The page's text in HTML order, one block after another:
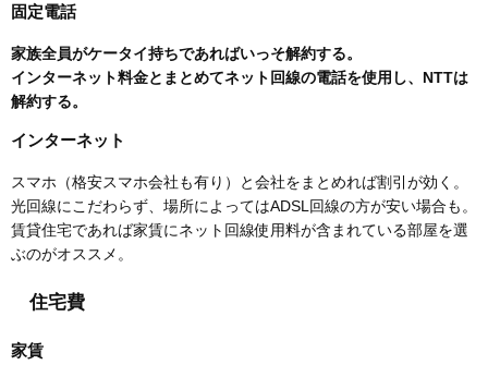
固定電話
家族全員がケータイ持ちであればいっそ解約する。
インターネット料金とまとめてネット回線の電話を使用し、NTTは
解約する。
インターネット
スマホ（格安スマホ会社も有り）と会社をまとめれば割引が効く。
光回線にこだわらず、場所によってはADSL回線の方が安い場合も。
賃貸住宅であれば家賃にネット回線使用料が含まれている部屋を選
ぶのがオススメ。
住宅費
家賃